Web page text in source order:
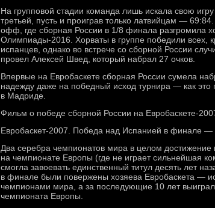
На групповой стадии команда лишь искала свою
третьей, пусть и проиграв только латвийцам —
офф, где сборная России в 1/8 финала разгромила
Олимпиады-2016. Хорваты в группе победили всех,
испанцев, однако во встрече со сборной России
провел Алексей Швед, который набрал 27 очков.
Впервые на Евробаскете сборная России сумела
надежду даже на победный исход турнира — как это
в Мадриде.
Фильм о победе сборной России на Евробаскете-
Евробаскет-2007. Победа над Испанией в финале —
Два серебра чемпионатов мира в целом
на чемпионате Европы (где не играет сильнейшая
смогла завоевать единственный титул десять лет
в финале были повержены хозяева Евробаскета —
чемпионами мира, а за последующие 10 лет
чемпионата Европы.